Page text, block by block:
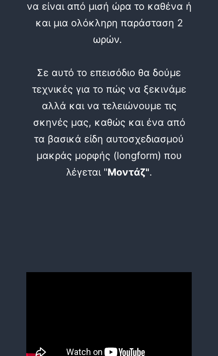
να είναι από μισή ώρα το καθένα ή
και μια ολόκληρη παράσταση 2
ωρών.
Σε αυτό το επεισόδιο θα δούμε
τεχνικές για το πώς να ξεκινάμε
αλλά και να τελειώνουμε τις
σκηνές μας, καθώς και ένα από
τα βασικά είδη αυτοσχεδιασμού
μακράς μορφής (longform) που
λέγεται "Μοντάζ".